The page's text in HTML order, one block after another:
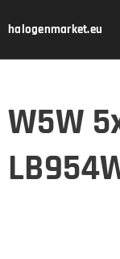
halogenmarket.eu
W5W